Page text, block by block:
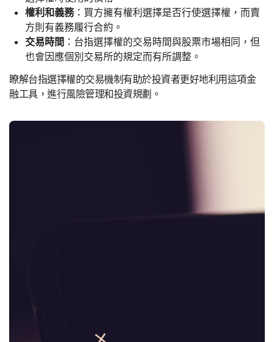
權利和義務：買方擁有權利選擇是否行使選擇權，而賣
方則有義務履行合約。
交易時間 ：台指選擇權的交易時間與股票市場相同，但
也會因應個別交易所的規定而有所調整。
瞭解台指選擇權的交易機制有助於投資者更好地利用這項金
融工具，進行風險管理和投資規劃。